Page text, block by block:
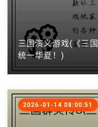
三国演义游戏(《三
统一华夏！)
2026-01-14 08:00:51